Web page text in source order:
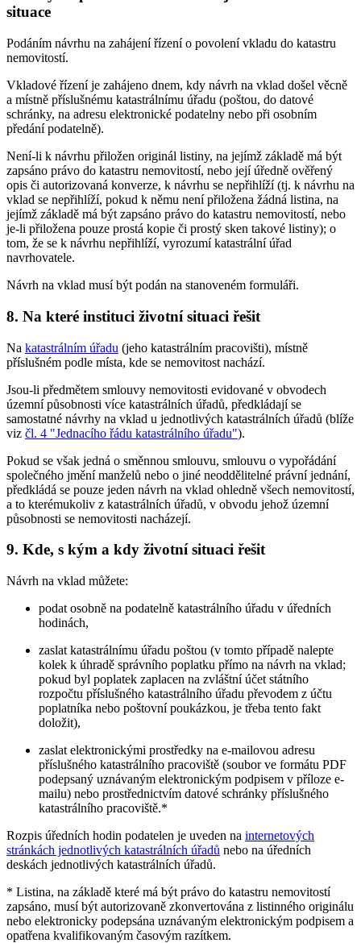
situace
Podáním návrhu na zahájení řízení o povolení vkladu do katastru
nemovitostí.
Vkladové řízení je zahájeno dnem, kdy návrh na vklad došel věcně
a místně příslušnému katastrálnímu úřadu (poštou, do datové
schránky, na adresu elektronické podatelny nebo při osobním
předání podatelně).
Není-li k návrhu přiložen originál listiny, na jejímž základě má být
zapsáno právo do katastru nemovitostí, nebo její úředně ověřený
opis či autorizovaná konverze, k návrhu se nepřihlíží (tj. k návrhu na
vklad se nepřihlíží, pokud k němu není přiložena žádná listina, na
jejímž základě má být zapsáno právo do katastru nemovitostí, nebo
je-li přiložena pouze prostá kopie či prostý sken takové listiny); o
tom, že se k návrhu nepřihlíží, vyrozumí katastrální úřad
navrhovatele.
Návrh na vklad musí být podán na stanoveném formuláři.
8. Na které instituci životní situaci řešit
Na katastrálním úřadu (jeho katastrálním pracovišti), místně
příslušném podle místa, kde se nemovitost nachází.
Jsou-li předmětem smlouvy nemovitosti evidované v obvodech
územní působnosti více katastrálních úřadů, předkládají se
samostatné návrhy na vklad u jednotlivých katastrálních úřadů (blíže
viz čl. 4 "Jednacího řádu katastrálního úřadu").
Pokud se však jedná o směnnou smlouvu, smlouvu o vypořádání
společného jmění manželů nebo o jiné neoddělitelné právní jednání,
předkládá se pouze jeden návrh na vklad ohledně všech nemovitostí,
a to kterémukoliv z katastrálních úřadů, v obvodu jehož územní
působnosti se nemovitosti nacházejí.
9. Kde, s kým a kdy životní situaci řešit
Návrh na vklad můžete:
podat osobně na podatelně katastrálního úřadu v úředních
hodinách,
zaslat katastrálnímu úřadu poštou (v tomto případě nalepte
kolek k úhradě správního poplatku přímo na návrh na vklad;
pokud byl poplatek zaplacen na zvláštní účet státního
rozpočtu příslušného katastrálního úřadu převodem z účtu
poplatníka nebo poštovní poukázkou, je třeba tento fakt
doložit),
zaslat elektronickými prostředky na e-mailovou adresu
příslušného katastrálního pracoviště (soubor ve formátu PDF
podepsaný uznávaným elektronickým podpisem v příloze e-
mailu) nebo prostřednictvím datové schránky příslušného
katastrálního pracoviště.*
Rozpis úředních hodin podatelen je uveden na internetových
stránkách jednotlivých katastrálních úřadů nebo na úředních
deskách jednotlivých katastrálních úřadů.
* Listina, na základě které má být právo do katastru nemovitostí
zapsáno, musí být autorizovaně zkonvertována z listinného originálu
nebo elektronicky podepsána uznávaným elektronickým podpisem a
opatřena kvalifikovaným časovým razítkem.